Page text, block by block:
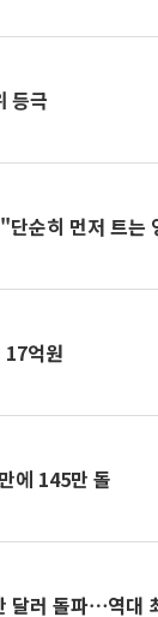
등극
순히 먼저 트는
억원
에 145만 돌
달러 돌파⋯역대